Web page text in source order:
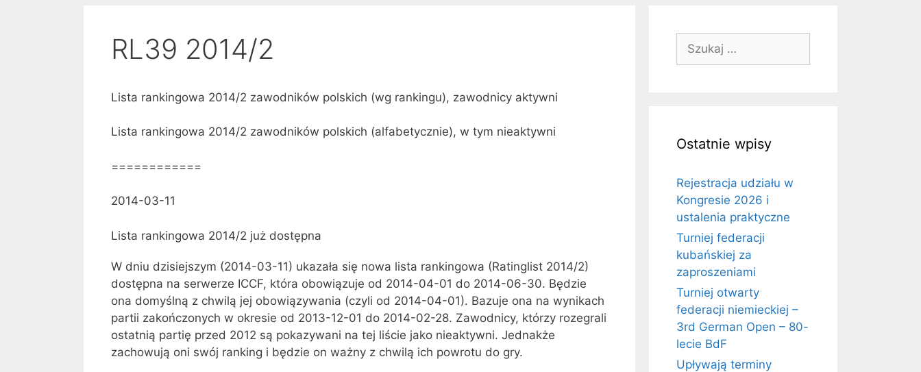
RL39 2014/2
Lista rankingowa 2014/2 zawodników polskich (wg rankingu), zawodnicy aktywni
Lista rankingowa 2014/2 zawodników polskich (alfabetycznie), w tym nieaktywni
============
2014-03-11
Lista rankingowa 2014/2 już dostępna
W dniu dzisiejszym (2014-03-11) ukazała się nowa lista rankingowa (Ratinglist 2014/2)
dostępna na serwerze ICCF, która obowiązuje od 2014-04-01 do 2014-06-30. Będzie
ona domyślną z chwilą jej obowiązywania (czyli od 2014-04-01). Bazuje ona na wynikach
partii zakończonych w okresie od 2013-12-01 do 2014-02-28. Zawodnicy, którzy rozegrali
ostatnią partię przed 2012 są pokazywani na tej liście jako nieaktywni. Jednakże
zachowują oni swój ranking i będzie on ważny z chwilą ich powrotu do gry.
Ostatnie wpisy
Rejestracja udziału w
Kongresie 2026 i
ustalenia praktyczne
Turniej federacji
kubańskiej za
zaproszeniami
Turniej otwarty
federacji niemieckiej –
3rd German Open – 80-
lecie BdF
Upływają terminy